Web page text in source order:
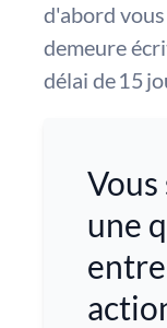
d'abord
demeure
délai de 15
une